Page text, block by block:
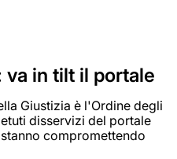
in tilt il portale
Giustizia è l'Ordine degli
disservizi del portale
compromettendo